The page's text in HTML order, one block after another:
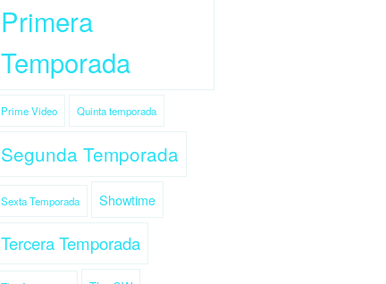
Primera
Temporada
Prime Video Quinta temporada
Segunda Temporada
Sexta Temporada Showtime
Tercera Temporada